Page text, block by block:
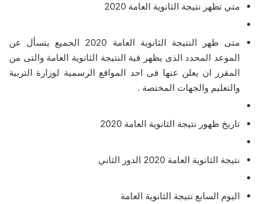
متي تظهر نتيجة الثانوية العامة 2020
متى ظهر النتيجة الثانوية العامة 2020 الجميع يتسأل عن
الموعد المحدد الذى يظهر فية النتيجة الثانوية العامة والتى من
المقرر ان يعلن عنها فى احد المواقع الرسمية لوزارة التربية
والتعليم والجهات المختصة .
تاريخ ظهور نتيجة الثانوية العامة 2020
نتيجة الثانوية العامة 2020 الدور الثاني
اليوم السابع نتيجة الثانوية العامة